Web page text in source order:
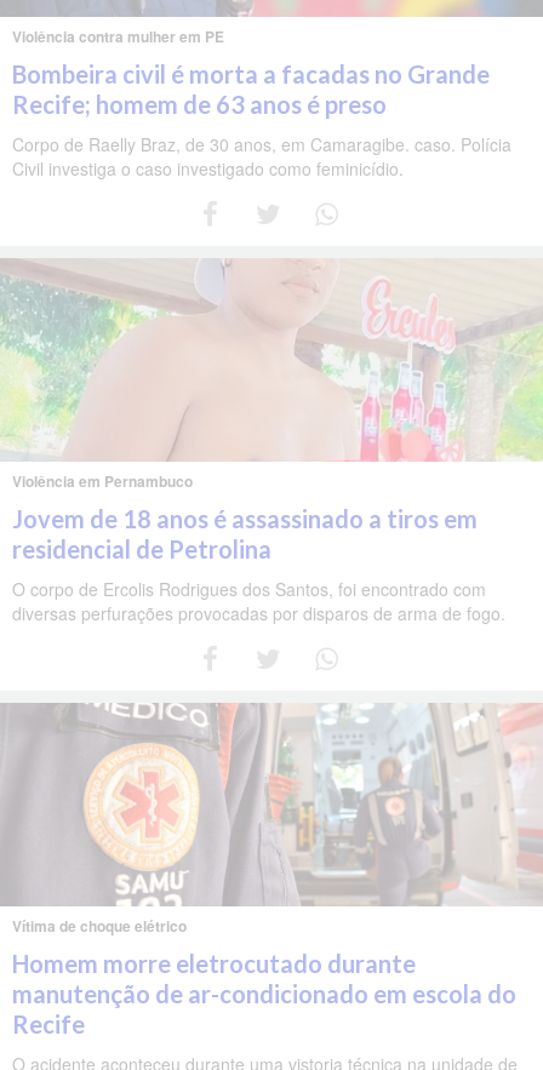
Violência contra mulher em PE
Bombeira civil é morta a facadas no Grande
Recife; homem de 63 anos é preso
Corpo de Raelly Braz, de 30 anos, em Camaragibe. caso. Polícia
Civil investiga o caso investigado como feminicídio.
Violência em Pernambuco
Jovem de 18 anos é assassinado a tiros em
residencial de Petrolina
O corpo de Ercolis Rodrigues dos Santos, foi encontrado com
diversas perfurações provocadas por disparos de arma de fogo.
Vítima de choque elétrico
Homem morre eletrocutado durante
manutenção de ar-condicionado em escola do
Recife
O acidente aconteceu durante uma vistoria técnica na unidade de